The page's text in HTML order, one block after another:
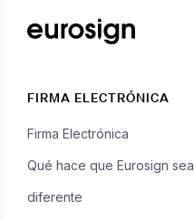
FIRMA ELECTRÓNICA
Firma Electrónica
Qué hace que Eurosign sea
diferente